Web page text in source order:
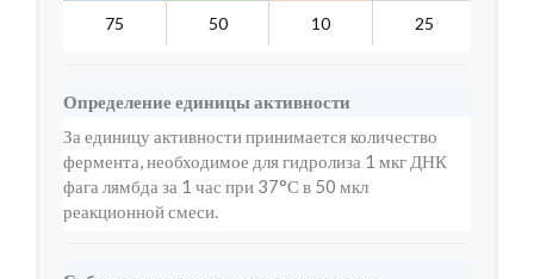
75 50 10 25
Определение единицы активности
За единицу активности принимается количество
фермента, необходимое для гидролиза 1 мкг ДНК
фага лямбда за 1 час при 37°С в 50 мкл
реакционной смеси.